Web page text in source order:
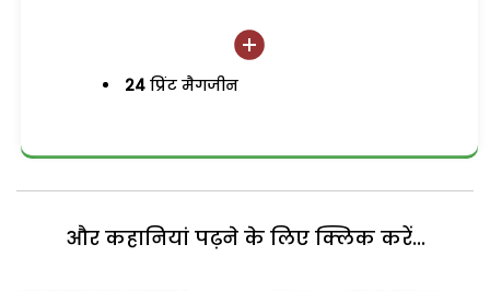
24 प्रिंट मैगजीन
और कहानियां पढ़ने के लिए क्लिक करें...